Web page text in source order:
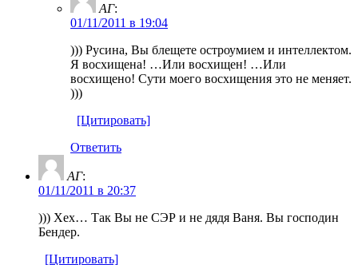
АГ:
01/11/2011 в 19:04
))) Русина, Вы блещете остроумием и интеллектом.
Я восхищена! …Или восхищен! …Или
восхищено! Сути моего восхищения это не меняет.
)))
[Цитировать]
Ответить
АГ:
01/11/2011 в 20:37
))) Хех… Так Вы не СЭР и не дядя Ваня. Вы господин
Бендер.
[Цитировать]